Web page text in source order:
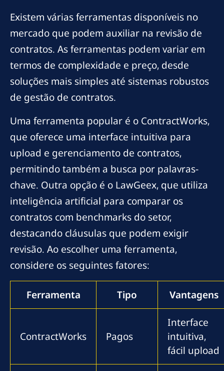
Existem várias ferramentas disponíveis no
mercado que podem auxiliar na revisão de
contratos. As ferramentas podem variar em
termos de complexidade e preço, desde
soluções mais simples até sistemas robustos
de gestão de contratos.
Uma ferramenta popular é o ContractWorks,
que oferece uma interface intuitiva para
upload e gerenciamento de contratos,
permitindo também a busca por palavras-
chave. Outra opção é o LawGeex, que utiliza
inteligência artificial para comparar os
contratos com benchmarks do setor,
destacando cláusulas que podem exigir
revisão. Ao escolher uma ferramenta,
considere os seguintes fatores:
Ferramenta Tipo Vantagens
ContractWorks Pagos
Interface
intuitiva,
fácil upload